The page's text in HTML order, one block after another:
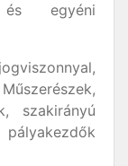
és egyéni
szakirányú